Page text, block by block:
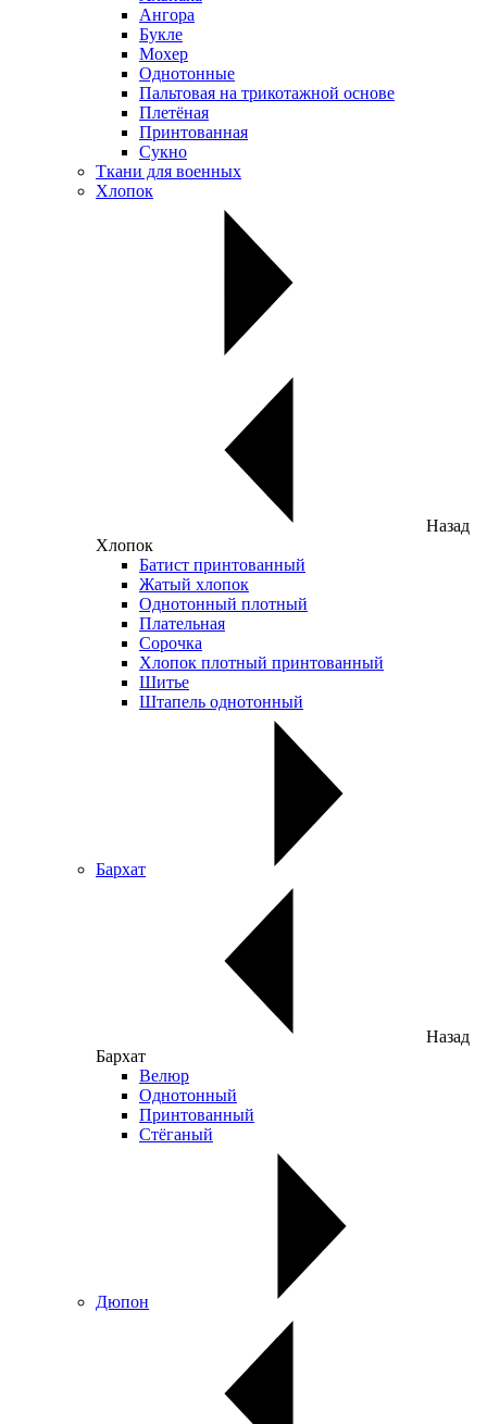
Ангора
Букле
Мохер
Однотонные
Пальтовая на трикотажной основе
Плетёная
Принтованная
Сукно
Ткани для военных
Хлопок
Назад
Хлопок
Батист принтованный
Жатый хлопок
Однотонный плотный
Плательная
Сорочка
Хлопок плотный принтованный
Шитье
Штапель однотонный
Бархат
Назад
Бархат
Велюр
Однотонный
Принтованный
Стёганый
Дюпон